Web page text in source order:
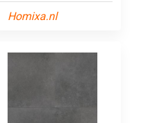
Homixa.nl